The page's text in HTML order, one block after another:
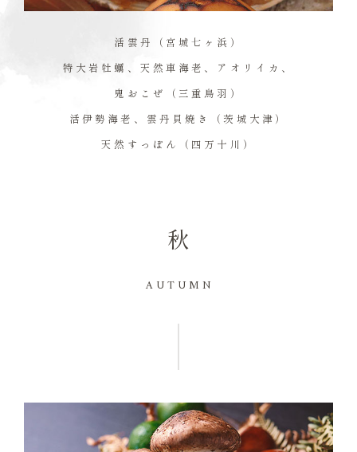
活雲丹（宮城七ヶ浜）
特大岩牡蠣、天然車海老、アオリイカ、
鬼おこぜ（三重鳥羽）
活伊勢海老、雲丹貝焼き（茨城大津）
天然すっぽん（四万十川）
秋
AUTUMN